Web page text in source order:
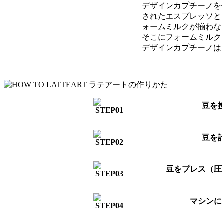
デザインカプチーノ
されたエスプレッソ
ォームミルクが揃わ
そこにフォームミル
デザインカプチーノ
豆を
豆を
豆をプレス（
マシン